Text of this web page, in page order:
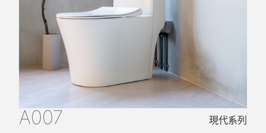
A007 現代系列